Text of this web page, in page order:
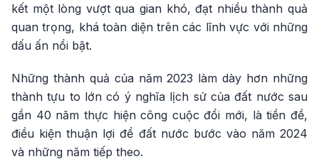
kết một lòng vượt qua gian khó, đạt nhiều thành quả
quan trọng, khá toàn diện trên các lĩnh vực với những
dấu ấn nổi bật.
Những thành quả của năm 2023 làm dày hơn những
thành tựu to lớn có ý nghĩa lịch sử của đất nước sau
gần 40 năm thực hiện công cuộc đổi mới, là tiền đề,
điều kiện thuận lợi để đất nước bước vào năm 2024
và những năm tiếp theo.